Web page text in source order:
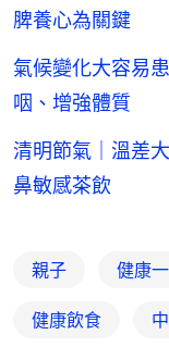
脾養心為關鍵
氣候變化大容易
咽、增強體質
清明節氣｜溫差
鼻敏感茶飲
親子 健康
健康飲食